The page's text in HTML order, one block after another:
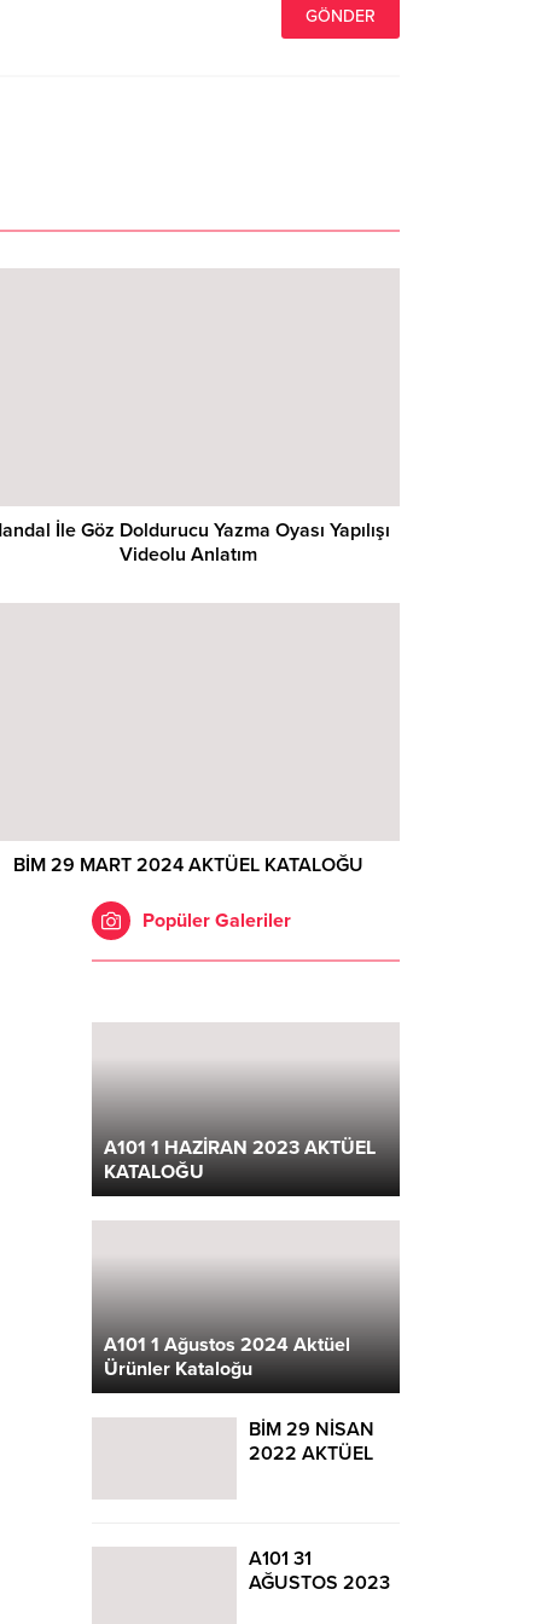
İle Göz Doldurucu Yazma Oyası Yapılışı
Videolu Anlatım
BİM 29 MART 2024 AKTÜEL KATALOĞU
Popüler Galeriler
A101 1 HAZİRAN 2023 AKTÜEL
KATALOĞU
A101 1 Ağustos 2024 Aktüel
Ürünler Kataloğu
BİM 29 NİSAN
2022 AKTÜEL
A101 31
AĞUSTOS 2023